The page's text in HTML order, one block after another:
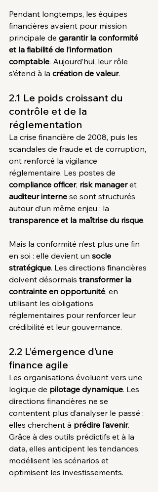
Pendant longtemps, les équipes
financières avaient pour mission
principale de garantir la conformité
et la fiabilité de l’information
comptable. Aujourd’hui, leur rôle
s’étend à la création de valeur.
2.1 Le poids croissant du
contrôle et de la
réglementation
La crise financière de 2008, puis les
scandales de fraude et de corruption,
ont renforcé la vigilance
réglementaire. Les postes de
compliance officer, risk manager et
auditeur interne se sont structurés
autour d’un même enjeu : la
transparence et la maîtrise du risque.
Mais la conformité n’est plus une fin
en soi : elle devient un socle
stratégique. Les directions financières
doivent désormais transformer la
contrainte en opportunité, en
utilisant les obligations
réglementaires pour renforcer leur
crédibilité et leur gouvernance.
2.2 L’émergence d’une
finance agile
Les organisations évoluent vers une
logique de pilotage dynamique. Les
directions financières ne se
contentent plus d’analyser le passé :
elles cherchent à prédire l’avenir.
Grâce à des outils prédictifs et à la
data, elles anticipent les tendances,
modélisent les scénarios et
optimisent les investissements.